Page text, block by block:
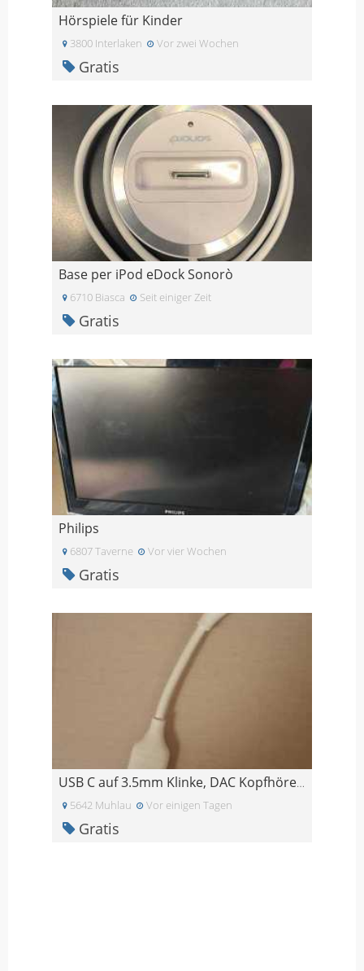
Hörspiele für Kinder
3800 Interlaken Vor zwei Wochen
Gratis
Base per iPod eDock Sonorò
6710 Biasca Seit einiger Zeit
Gratis
Philips
6807 Taverne Vor vier Wochen
Gratis
USB C auf 3.5mm Klinke, DAC Kopfhöreradapter für i
5642 Muhlau Vor einigen Tagen
Gratis